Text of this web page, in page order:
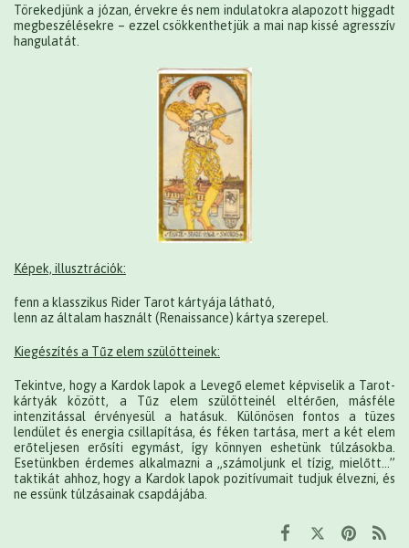
Törekedjünk a józan, érvekre és nem indulatokra alapozott higgadt
megbeszélésekre – ezzel csökkenthetjük a mai nap kissé agresszív
hangulatát.
Képek, illusztrációk:
fenn a klasszikus Rider Tarot kártyája látható,
lenn az általam használt (Renaissance) kártya szerepel.
Kiegészítés a Tűz elem szülötteinek:
Tekintve, hogy a Kardok lapok a Levegő elemet képviselik a Tarot-
kártyák között, a Tűz elem szülötteinél eltérően, másféle
intenzitással érvényesül a hatásuk. Különösen fontos a tüzes
lendület és energia csillapítása, és féken tartása, mert a két elem
erőteljesen erősíti egymást, így könnyen eshetünk túlzásokba.
Esetünkben érdemes alkalmazni a „számoljunk el tízig, mielőtt…”
taktikát ahhoz, hogy a Kardok lapok pozitívumait tudjuk élvezni, és
ne essünk túlzásainak csapdájába.